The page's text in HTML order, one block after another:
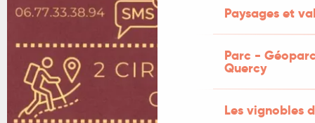
Paysages et
Parc -
Quercy
Les vignobles